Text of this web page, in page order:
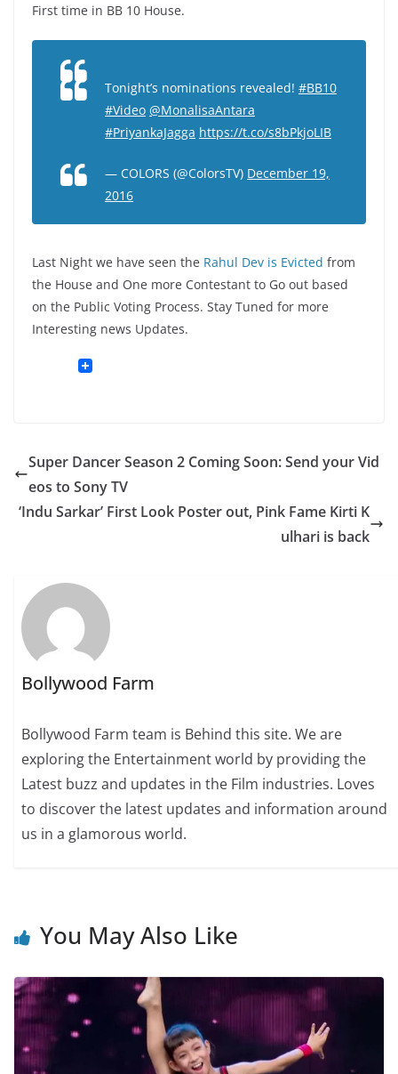
First time in BB 10 House.
Tonight’s nominations revealed! #BB10
#Video @MonalisaAntara
#PriyankaJagga https://t.co/s8bPkjoLIB
— COLORS (@ColorsTV) December 19,
2016
Last Night we have seen the Rahul Dev is Evicted from
the House and One more Contestant to Go out based
on the Public Voting Process. Stay Tuned for more
Interesting news Updates.
Super Dancer Season 2 Coming Soon: Send your Vid
eos to Sony TV
‘Indu Sarkar’ First Look Poster out, Pink Fame Kirti K
ulhari is back
Bollywood Farm
Bollywood Farm team is Behind this site. We are
exploring the Entertainment world by providing the
Latest buzz and updates in the Film industries. Loves
to discover the latest updates and information around
us in a glamorous world.
You May Also Like